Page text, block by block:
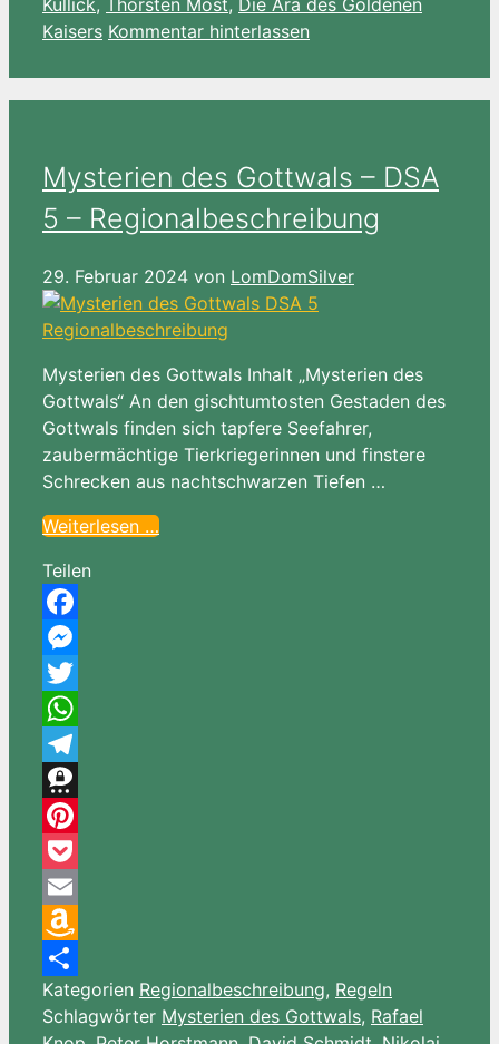
Kullick, Thorsten Most, Die Ära des Goldenen
Kaisers Kommentar hinterlassen
Mysterien des Gottwals – DSA
5 – Regionalbeschreibung
29. Februar 2024 von LomDomSilver
Mysterien des Gottwals Inhalt „Mysterien des
Gottwals“ An den gischtumtosten Gestaden des
Gottwals finden sich tapfere Seefahrer,
zaubermächtige Tierkriegerinnen und finstere
Schrecken aus nachtschwarzen Tiefen …
Weiterlesen …
Teilen
Facebook
Messenger
Twitter
WhatsApp
Telegram
Threema
Pinterest
Pocket
Email
Amazon
Wish
List
Teilen
Kategorien Regionalbeschreibung, Regeln
Schlagwörter Mysterien des Gottwals, Rafael